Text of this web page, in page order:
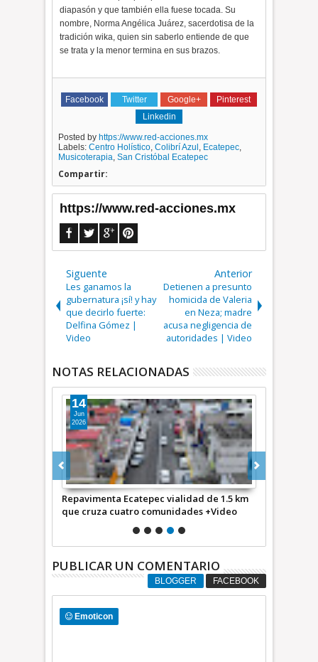
diapasón y que también ella fuese tocada. Su
nombre, Norma Angélica Juárez, sacerdotisa de la
tradición wika, quien sin saberlo entiende de que
se trata y la menor termina en sus brazos.
Facebook Twitter Google+
Pinterest
Linkedin
Posted by https://www.red-acciones.mx
Labels:Centro Holístico,Colibrí Azul , Ecatepec,
Musicoterapia,San Cristóbal Ecatepec
Compartir:
https://www.red-acciones.mx
Siguente
Les ganamos la
gubernatura ¡sí! y hay
que decirlo fuerte:
Delfina Gómez |
Video
Anterior
Detienen a presunto
homicida de Valeria
en Neza; madre
acusa negligencia de
autoridades | Video
NOTAS RELACIONADAS
Repavimenta Ecatepec vialidad de 1.5 km
que cruza cuatro comunidades +Video
14
Jun
2026
PUBLICAR UN COMENTARIO
BLOGGER FACEBOOK
Emoticon